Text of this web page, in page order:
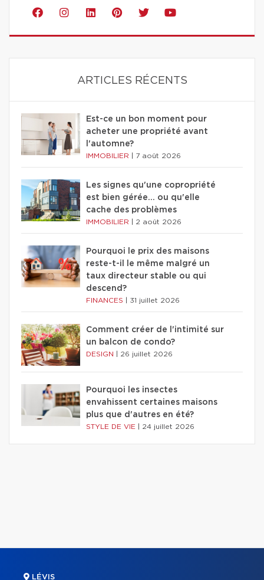
ARTICLES RÉCENTS
Est-ce un bon moment pour
acheter une propriété avant
l'automne?
IMMOBILIER 7 août 2026
Les signes qu'une copropriété
est bien gérée… ou qu'elle
cache des problèmes
IMMOBILIER 2 août 2026
Pourquoi le prix des maisons
reste-t-il le même malgré un
taux directeur stable ou qui
descend?
FINANCES 31 juillet 2026
Comment créer de l'intimité sur
un balcon de condo?
DESIGN 26 juillet 2026
Pourquoi les insectes
envahissent certaines maisons
plus que d'autres en été?
STYLE DE VIE 24 juillet 2026
LÉVIS